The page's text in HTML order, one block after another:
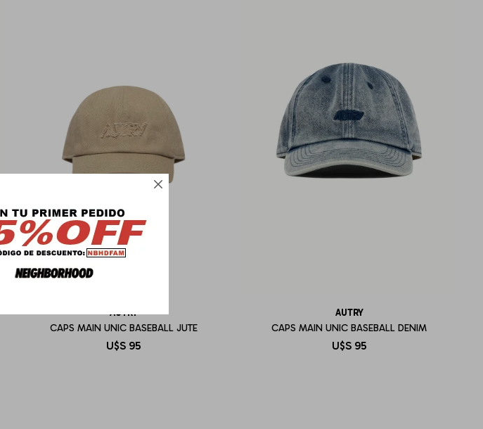

AUTRY
CAPS MAIN UNIC BASEBALL JUTE
U$S 95
AUTRY
CAPS MAIN UNIC BASEBALL DENIM
U$S 95